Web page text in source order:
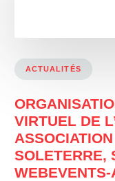
ACTUALITÉS
VIRTUEL DE
SOLETERRE,
WEBEVENTS-